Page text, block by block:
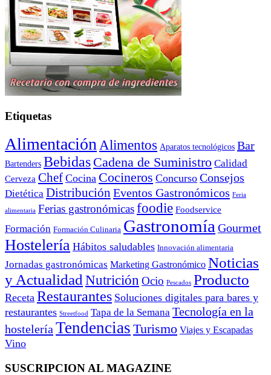
Etiquetas
Alimentación Alimentos Aparatos tecnológicos Bar
Bartenders Bebidas Cadena de Suministro Calidad
Cerveza Chef Cocina Cocineros Concurso Consejos
Dietética Distribución Eventos Gastronómicos Feria
alimentaria Ferias gastronómicasfoodie Foodservice
Formación Formación Culinaria Gastronomía Gourmet
Hostelería Hábitos saludables Innovación alimentaria
Jornadas gastronómicas Marketing Gastronómico Noticias
y Actualidad Nutrición Ocio Pescados Producto
Receta Restaurantes Soluciones digitales para bares y
restaurantes Streetfood Tapa de la Semana Tecnología en la
hostelería Tendencias Turismo Viajes y Escapadas
Vino
SUSCRIPCION AL MAGAZINE